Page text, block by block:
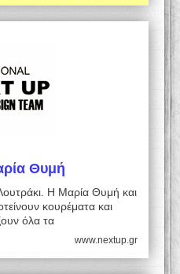
Θυμή
Η Μαρία Θυμή και
κουρέματα και
όλα τα
www.nextup.gr